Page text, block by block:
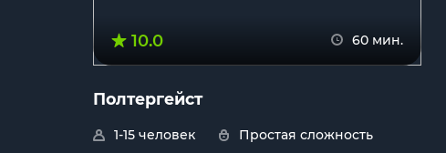
10.0 60 мин.
Полтергейст
1-15 человек
Простая сложность